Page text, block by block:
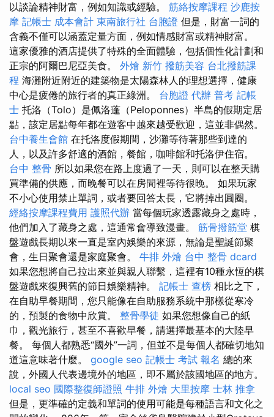
以談論精神財富，例如知識或經驗。 筋絡按摩課程 沙鹿按
摩 記帳士 成本會計 東南旅行社 台胞證 但是，財富一詞的
含義不僅可以涵蓋定量方面，例如情感財富或精神財富。
這家優雅的酒店提供了特殊的全面體驗，包括個性化計劃和
正宗的阿爾巴尼亞美食。 外燴 新竹 撥筋美容 台北撥筋課
程 海灘附近附近的建築物是太陽森林人的理想選擇，健康
中心是疲倦的旅行者的真正綠洲。 台胞證 代辦 普考 記帳
士 托洛（Tolo）是佩洛蓬（Peloponnes）半島的假期定居
點，該定居點每年都在遊客中越來越受歡迎，這並非偶然。
台中養生會館 在托洛度假期間，沙灘等待著那些到達的
人，以及許多舒適的酒館，餐館，咖啡館和托洛伊住宿。
台中 整骨 所以如果您在路上度過了一天，則可以在整天購
買準備的供應，而晚餐可以在房間裡等待很晚。 如果玩家
不小心使用禁止單詞，或者要回答太長，它將掉出圓圈。
經絡按摩課程費用 護照代辦 當每個玩家透露藏身之處時，
他們加入了藏身之處，這通常會導致漫畫。 筋骨撥筋堂 棋
盤遊戲長期以來一直是室內娛樂的來源，無論是聖誕節聚
會，生日聚會還是家庭聚會。 牛排 外燴 台中 整骨 dcard
如果您想將自己拉出來並與親人聯繫，這裡有10種永恆的棋
盤遊戲來復興舊的節日娛樂精神。 記帳士 查榜 相比之下，
在自助早餐期間，您只能像在自助服務系統中那樣從寒冷
的，預製的食物中欣賞。 整骨學徒 如果您想像自己的紙
巾，觀光旅行，甚至不喜歡早餐，請選擇最基本的大陸早
餐。 每個人都熟悉“國外”一詞，但並不是每個人都確切地知
道這意味著什麼。 google seo 記帳士 考試 報名 總的來
說，外國人代表邊境外的地區，即不屬於該國地區的地方。
local seo 國際整復師證照 牛排 外燴 大里按摩 士林 推拿
但是，更準確的定義和單詞的使用可能是每種語言和文化之